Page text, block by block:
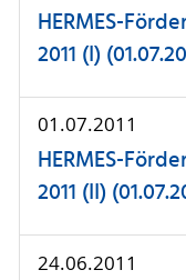
HERMES-
2011 (I)
01.07.2011
HERMES-
2011 (II)
24.06.2011